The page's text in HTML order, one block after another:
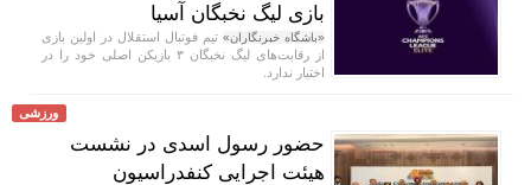
بازی لیگ نخبگان آسیا
«باشگاه خبرنگاران» تیم فوتبال استقلال در اولین بازی
از رقابت‌های لیگ نخبگان ۳ بازیکن اصلی خود را در
اختیار ندارد.
ورزشی
حضور رسول اسدی در نشست
هیئت اجرایی کنفدراسیون